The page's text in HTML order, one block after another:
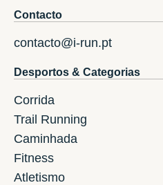
Contacto
contacto@i-run.pt
Desportos & Categorias
Corrida
Trail Running
Caminhada
Fitness
Atletismo